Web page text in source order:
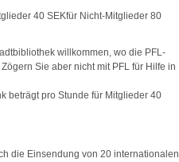
40 SEKfür Nicht-Mitglieder 80
willkommen, wo die PFL-
Sie aber nicht mit PFL für Hilfe in
beträgt pro Stunde für Mitglieder 40
die Einsendung von 20 internationalen